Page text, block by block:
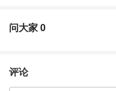
问大家0
评论